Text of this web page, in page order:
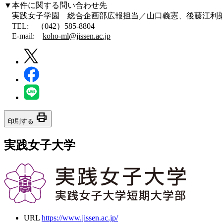
▼本件に関する問い合わせ先
実践女子学園 総合企画部広報担当／山口義憲、後藤江利
TEL: （042）585-8804
E-mail: koho-ml@jissen.ac.jp
印刷する print
実践女子大学
URL https://www.jissen.ac.jp/